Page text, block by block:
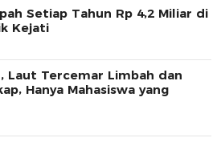
Setiap Tahun Rp 4,2 Miliar di
Kejati
Laut Tercemar Limbah dan
Hanya Mahasiswa yang